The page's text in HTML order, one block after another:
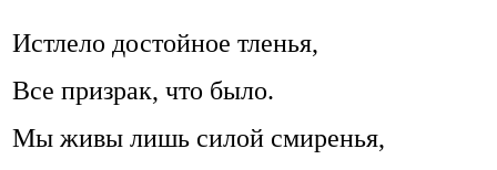
Истлело достойное тленья,
Все призрак, что было.
Мы живы лишь силой смиренья,